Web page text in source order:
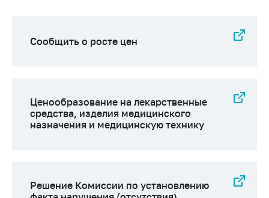
Сообщить о росте цен
Ценообразование на лекарственные
средства, изделия медицинского
назначения и медицинскую технику
Решение Комиссии по установлению